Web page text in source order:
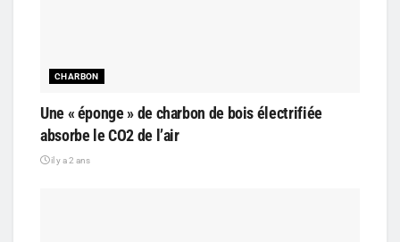
CHARBON
Une « éponge » de charbon de bois électrifiée
absorbe le CO2 de l’air
il y a 2 ans